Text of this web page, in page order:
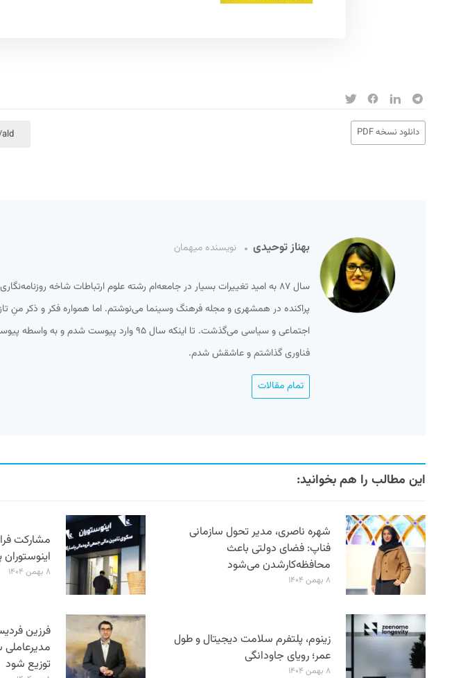
دانلود نسخه PDF
بهناز توحیدی نویسنده میهمان
سال ۸۷ به امید تغییرات بسیار در جامعه‌ام رشته علوم ارتباطات شاخه
پراکنده در همشهری و مجله فرهنگ وسینما می‌نوشتم. اما همواره فکر و ذکر منِ
اجتماعی و سیاسی می‌گذشت. تا اینکه سال ۹۵ وارد پیوست شدم
فناوری گذاشتم و عاشقش شدم.
تمام مقالات
این مطالب را هم بخوانید:
شهره ناصری، مدیر تحول سازمانی
فناپ: فضای دولتی باعث
محافظه‌کارشدن می‌شود
۸ بهمن ۱۴۰۴
مشارکت
۸ بهمن ۱۴۰۴
زینوم، پلتفرم سلامت دیجیتال و طول
عمر؛ رویای جاودانگی
۸ بهمن ۱۴۰۴
فرزین
مدیرعاملی
توزیع شود